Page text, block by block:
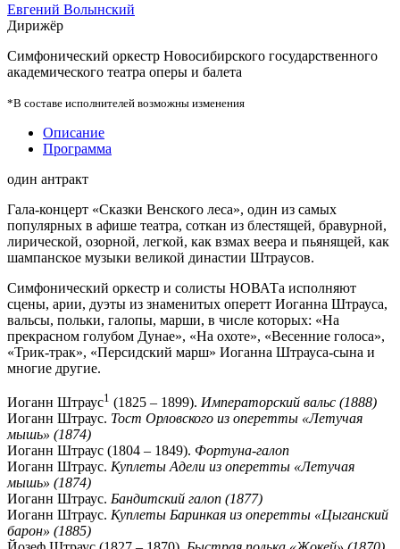
Евгений Волынский
Дирижёр
Симфонический оркестр Новосибирского государственного
академического театра оперы и балета
*В составе исполнителей возможны изменения
Описание
Программа
один антракт
Гала-концерт «Сказки Венского леса», один из самых
популярных в афише театра, соткан из блестящей, бравурной,
лирической, озорной, легкой, как взмах веера и пьянящей, как
шампанское музыки великой династии Штраусов.
Симфонический оркестр и солисты НОВАТа исполняют
сцены, арии, дуэты из знаменитых оперетт Иоганна Штрауса,
вальсы, польки, галопы, марши, в числе которых: «На
прекрасном голубом Дунае», «На охоте», «Весенние голоса»,
«Трик-трак», «Персидский марш» Иоганна Штрауса-сына и
многие другие.
Иоганн Штраус1 (1825 – 1899). Императорский вальс (1888)
Иоганн Штраус. Тост Орловского из оперетты «Летучая
мышь» (1874)
Иоганн Штраус (1804 – 1849). Фортуна-галоп
Иоганн Штраус. Куплеты Адели из оперетты «Летучая
мышь» (1874)
Иоганн Штраус. Бандитский галоп (1877)
Иоганн Штраус. Куплеты Баринкая из оперетты «Цыганский
барон» (1885)